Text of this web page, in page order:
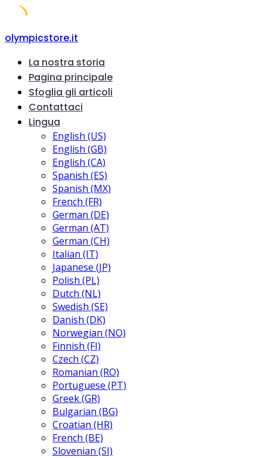
Skip
content
olympicstore.it
La nostra storia
Pagina principale
Sfoglia gli articoli
Contattaci
Lingua
English (US)
English (GB)
English (CA)
Spanish (ES)
Spanish (MX)
French (FR)
German (DE)
German (AT)
German (CH)
Italian (IT)
Japanese (JP)
Polish (PL)
Dutch (NL)
Swedish (SE)
Danish (DK)
Norwegian (NO)
Finnish (FI)
Czech (CZ)
Romanian (RO)
Portuguese (PT)
Greek (GR)
Bulgarian (BG)
Croatian (HR)
French (BE)
Slovenian (SI)